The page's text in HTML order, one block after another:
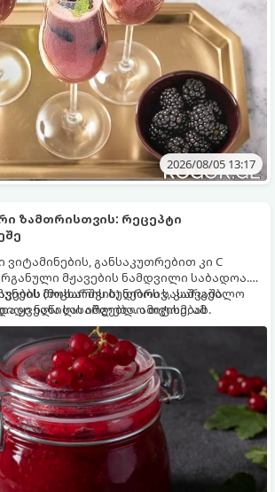
2026/08/05 13:17
ზამთრისთვის: რეცეპტი
განსაკუთრებით კი C
მჟავების ნამდვილი საბადოა.
(მოხარშვის) დროს სასარგებლო
ნაწილი იშლება. ამიტომ, ამ
შესანახად საუკეთესო გზა
- მოხარშვის გარეშე.
მოცხარის ბუნებრივ, კაშკაშა
ყველა სასარგებლო თვისებას.